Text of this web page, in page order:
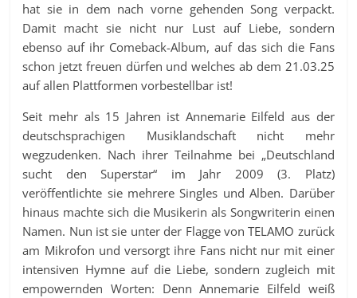
hat sie in dem nach vorne gehenden Song verpackt.
Damit macht sie nicht nur Lust auf Liebe, sondern
ebenso auf ihr Comeback-Album, auf das sich die Fans
schon jetzt freuen dürfen und welches ab dem 21.03.25
auf allen Plattformen vorbestellbar ist!
Seit mehr als 15 Jahren ist Annemarie Eilfeld aus der
deutschsprachigen Musiklandschaft nicht mehr
wegzudenken. Nach ihrer Teilnahme bei „Deutschland
sucht den Superstar“ im Jahr 2009 (3. Platz)
veröffentlichte sie mehrere Singles und Alben. Darüber
hinaus machte sich die Musikerin als Songwriterin einen
Namen. Nun ist sie unter der Flagge von TELAMO zurück
am Mikrofon und versorgt ihre Fans nicht nur mit einer
intensiven Hymne auf die Liebe, sondern zugleich mit
empowernden Worten: Denn Annemarie Eilfeld weiß